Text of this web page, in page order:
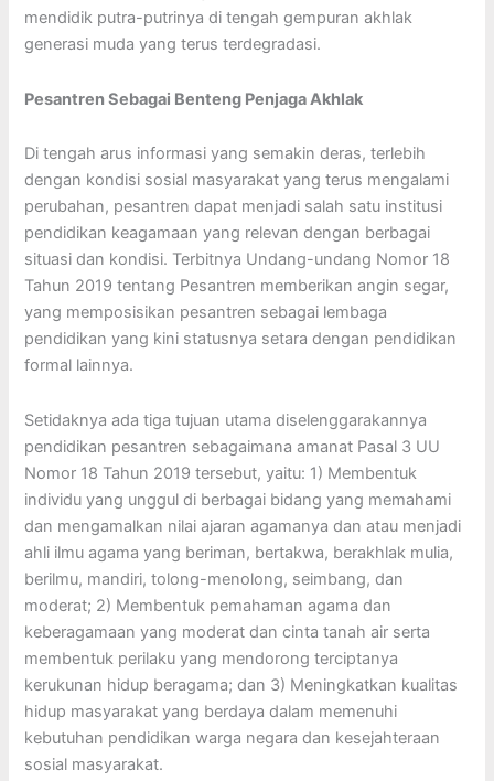
mendidik putra-putrinya di tengah gempuran akhlak
generasi muda yang terus terdegradasi.
Pesantren Sebagai Benteng Penjaga Akhlak
Di tengah arus informasi yang semakin deras, terlebih
dengan kondisi sosial masyarakat yang terus mengalami
perubahan, pesantren dapat menjadi salah satu institusi
pendidikan keagamaan yang relevan dengan berbagai
situasi dan kondisi. Terbitnya Undang-undang Nomor 18
Tahun 2019 tentang Pesantren memberikan angin segar,
yang memposisikan pesantren sebagai lembaga
pendidikan yang kini statusnya setara dengan pendidikan
formal lainnya.
Setidaknya ada tiga tujuan utama diselenggarakannya
pendidikan pesantren sebagaimana amanat Pasal 3 UU
Nomor 18 Tahun 2019 tersebut, yaitu: 1) Membentuk
individu yang unggul di berbagai bidang yang memahami
dan mengamalkan nilai ajaran agamanya dan atau menjadi
ahli ilmu agama yang beriman, bertakwa, berakhlak mulia,
berilmu, mandiri, tolong-menolong, seimbang, dan
moderat; 2) Membentuk pemahaman agama dan
keberagamaan yang moderat dan cinta tanah air serta
membentuk perilaku yang mendorong terciptanya
kerukunan hidup beragama; dan 3) Meningkatkan kualitas
hidup masyarakat yang berdaya dalam memenuhi
kebutuhan pendidikan warga negara dan kesejahteraan
sosial masyarakat.